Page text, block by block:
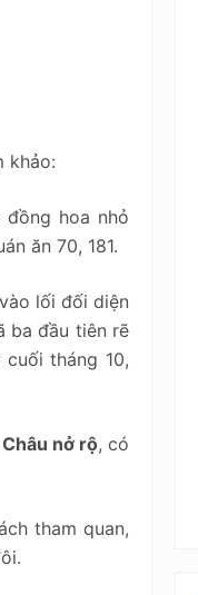
khảo:
hoa nhỏ
ăn 70, 181.
lối đối diện
ba đầu tiên rẽ
tháng 10,
nở rộ, có
tham quan,